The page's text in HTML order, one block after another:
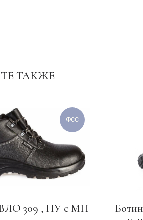
ТАКЖЕ
ФСС
309 , ПУ с МП